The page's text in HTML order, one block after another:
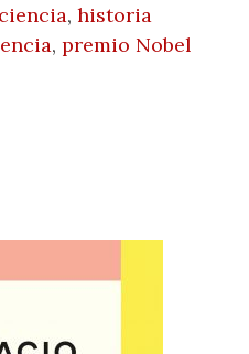
ciencia,historia
,premio Nobel